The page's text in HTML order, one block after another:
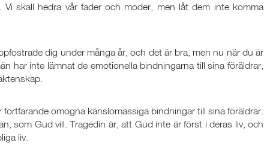
skall hedra vår fader och moder, men låt dem inte komma
dig under många år, och det är bra, men nu när du är
har inte lämnat de emotionella bindningarna till sina föräldrar,
omogna känslomässiga bindningar till sina föräldrar.
som Gud vill. Tragedin är, att Gud inte är först i deras liv, och
liv.